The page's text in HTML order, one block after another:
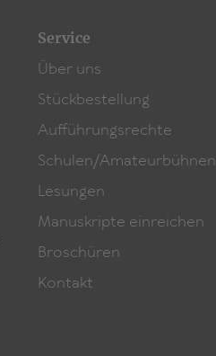
Service
Über uns
Stückbestellung
Aufführungsrechte
Schulen/Amateurbühnen
Lesungen
Manuskripte einreichen
Broschüren
Kontakt